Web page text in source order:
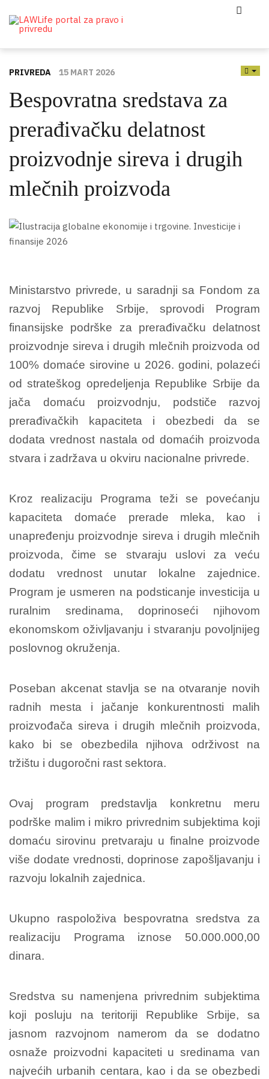
PRIVREDA 15 MART 2026
Bespovratna sredstava za
prerađivačku delatnost
proizvodnje sireva i drugih
mlečnih proizvoda
Ministarstvo privrede, u saradnji sa Fondom za
razvoj Republike Srbije, sprovodi Program
finansijske podrške za prerađivačku delatnost
proizvodnje sireva i drugih mlečnih proizvoda od
100% domaće sirovine u 2026. godini, polazeći
od strateškog opredeljenja Republike Srbije da
jača domaću proizvodnju, podstiče razvoj
prerađivačkih kapaciteta i obezbedi da se
dodata vrednost nastala od domaćih proizvoda
stvara i zadržava u okviru nacionalne privrede.
Kroz realizaciju Programa teži se povećanju
kapaciteta domaće prerade mleka, kao i
unapređenju proizvodnje sireva i drugih mlečnih
proizvoda, čime se stvaraju uslovi za veću
dodatu vrednost unutar lokalne zajednice.
Program je usmeren na podsticanje investicija u
ruralnim sredinama, doprinoseći njihovom
ekonomskom oživljavanju i stvaranju povoljnijeg
poslovnog okruženja.
Poseban akcenat stavlja se na otvaranje novih
radnih mesta i jačanje konkurentnosti malih
proizvođača sireva i drugih mlečnih proizvoda,
kako bi se obezbedila njihova održivost na
tržištu i dugoročni rast sektora.
Ovaj program predstavlja konkretnu meru
podrške malim i mikro privrednim subjektima koji
domaću sirovinu pretvaraju u finalne proizvode
više dodate vrednosti, doprinose zapošljavanju i
razvoju lokalnih zajednica.
Ukupno raspoloživa bespovratna sredstva za
realizaciju Programa iznose 50.000.000,00
dinara.
Sredstva su namenjena privrednim subjektima
koji posluju na teritoriji Republike Srbije, sa
jasnom razvojnom namerom da se dodatno
osnaže proizvodni kapaciteti u sredinama van
najvećih urbanih centara, kao i da se obezbedi